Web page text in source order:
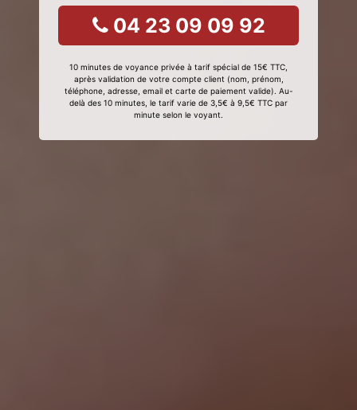
04 23 09 09 92
10 minutes de voyance privée à tarif spécial de 15€ TTC,
après validation de votre compte client (nom, prénom,
téléphone, adresse, email et carte de paiement valide). Au-
delà des 10 minutes, le tarif varie de 3,5€ à 9,5€ TTC par
minute selon le voyant.